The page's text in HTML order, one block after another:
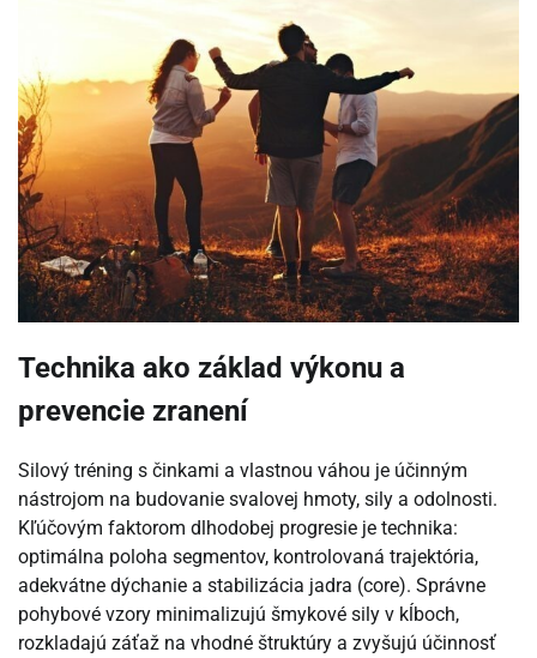
Technika ako základ výkonu a
prevencie zranení
Silový tréning s činkami a vlastnou váhou je účinným
nástrojom na budovanie svalovej hmoty, sily a odolnosti.
Kľúčovým faktorom dlhodobej progresie je technika:
optimálna poloha segmentov, kontrolovaná trajektória,
adekvátne dýchanie a stabilizácia jadra (core). Správne
pohybové vzory minimalizujú šmykové sily v kĺboch,
rozkladajú záťaž na vhodné štruktúry a zvyšujú účinnosť